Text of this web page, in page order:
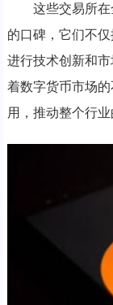
这些交易所
的口碑，它们不
进行技术创新和
着数字货币市场
用，推动整个行业